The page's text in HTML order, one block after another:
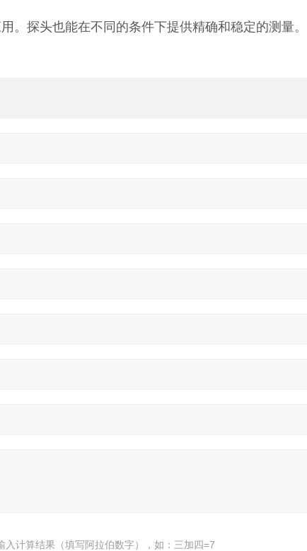
。探头也能在不同的条件下提供精确和稳定的测量。
入计算结果（填写阿拉伯数字），如：三加四=7